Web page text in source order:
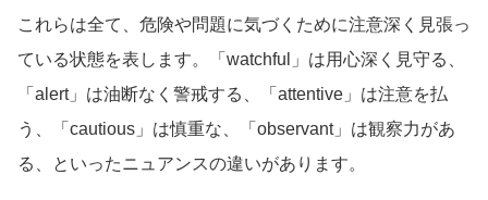
これらは全て、危険や問題に気づくために注意深く見張っ
ている状態を表します。「watchful」は用心深く見守る、
「alert」は油断なく警戒する、「attentive」は注意を払
う、「cautious」は慎重な、「observant」は観察力があ
る、といったニュアンスの違いがあります。